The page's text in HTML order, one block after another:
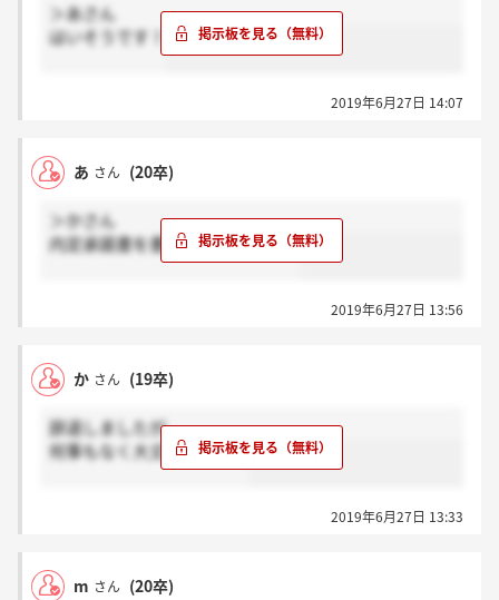
＞あさん
はいそうです！
2019年6月27日 14:07
あ さん (20卒)
＞かさん
内定承諾書を書いたあとですか？
2019年6月27日 13:56
か さん (19卒)
辞退しましたが、
何事もなく大丈夫でした！
2019年6月27日 13:33
m さん (20卒)